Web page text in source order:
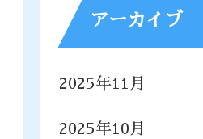
アーカイブ
2025年11月
2025年10月